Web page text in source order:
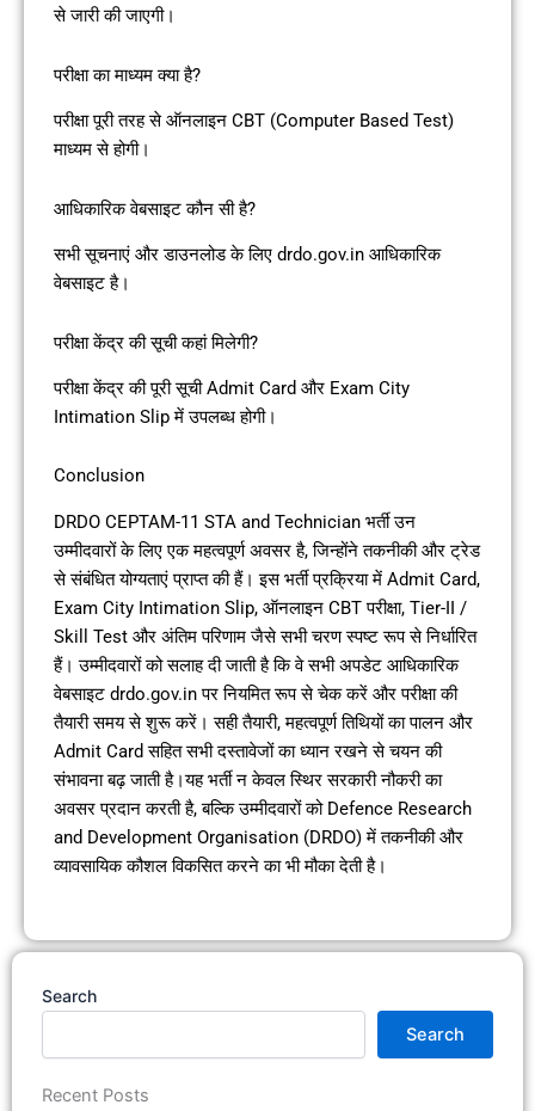
से जारी की जाएगी।
परीक्षा का माध्यम क्या है?
परीक्षा पूरी तरह से ऑनलाइन CBT (Computer Based Test)
माध्यम से होगी।
आधिकारिक वेबसाइट कौन सी है?
सभी सूचनाएं और डाउनलोड के लिए drdo.gov.in आधिकारिक
वेबसाइट है।
परीक्षा केंद्र की सूची कहां मिलेगी?
परीक्षा केंद्र की पूरी सूची Admit Card और Exam City
Intimation Slip में उपलब्ध होगी।
Conclusion
DRDO CEPTAM-11 STA and Technician भर्ती उन
उम्मीदवारों के लिए एक महत्वपूर्ण अवसर है, जिन्होंने तकनीकी और ट्रेड
से संबंधित योग्यताएं प्राप्त की हैं। इस भर्ती प्रक्रिया में Admit Card,
Exam City Intimation Slip, ऑनलाइन CBT परीक्षा, Tier-II /
Skill Test और अंतिम परिणाम जैसे सभी चरण स्पष्ट रूप से निर्धारित
हैं। उम्मीदवारों को सलाह दी जाती है कि वे सभी अपडेट आधिकारिक
वेबसाइट drdo.gov.in पर नियमित रूप से चेक करें और परीक्षा की
तैयारी समय से शुरू करें। सही तैयारी, महत्वपूर्ण तिथियों का पालन और
Admit Card सहित सभी दस्तावेजों का ध्यान रखने से चयन की
संभावना बढ़ जाती है।यह भर्ती न केवल स्थिर सरकारी नौकरी का
अवसर प्रदान करती है, बल्कि उम्मीदवारों को Defence Research
and Development Organisation (DRDO) में तकनीकी और
व्यावसायिक कौशल विकसित करने का भी मौका देती है।
Search
Search
Recent Posts